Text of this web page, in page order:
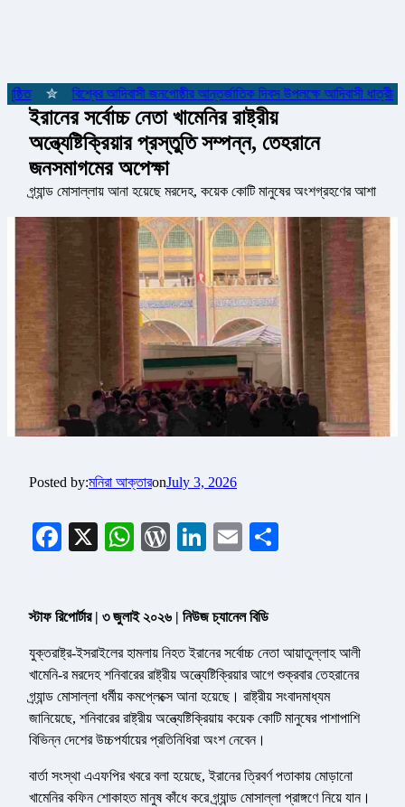
✮ বিশ্বের আদিবাসী জনগোষ্ঠীর আন্তর্জাতিক দিবস উপলক্ষে আদিবাসী ধাত্রীদের
ইরানের সর্বোচ্চ নেতা খামেনির রাষ্ট্রীয়
অন্ত্যেষ্টিক্রিয়ার প্রস্তুতি সম্পন্ন, তেহরানে
জনসমাগমের অপেক্ষা
গ্র্যান্ড মোসাল্লায় আনা হয়েছে মরদেহ, কয়েক কোটি মানুষের অংশগ্রহণের আশা
Posted by:মনিরা আক্তারonJuly 3, 2026
Facebook
X WhatsApp
WordPress
LinkedIn
Email
স্টাফ রিপোর্টার | ৩ জুলাই ২০২৬ | নিউজ চ্যানেল বিডি
যুক্তরাষ্ট্র-ইসরাইলের হামলায় নিহত ইরানের সর্বোচ্চ নেতা আয়াতুল্লাহ আলী
খামেনি-র মরদেহ শনিবারের রাষ্ট্রীয় অন্ত্যেষ্টিক্রিয়ার আগে শুক্রবার তেহরানের
গ্র্যান্ড মোসাল্লা ধর্মীয় কমপ্লেক্সে আনা হয়েছে। রাষ্ট্রীয় সংবাদমাধ্যম
জানিয়েছে, শনিবারের রাষ্ট্রীয় অন্ত্যেষ্টিক্রিয়ায় কয়েক কোটি মানুষের পাশাপাশি
বিভিন্ন দেশের উচ্চপর্যায়ের প্রতিনিধিরা অংশ নেবেন।
বার্তা সংস্থা এএফপির খবরে বলা হয়েছে, ইরানের ত্রিবর্ণ পতাকায় মোড়ানো
খামেনির কফিন শোকাহত মানুষ কাঁধে করে গ্র্যান্ড মোসাল্লা প্রাঙ্গণে নিয়ে যান।